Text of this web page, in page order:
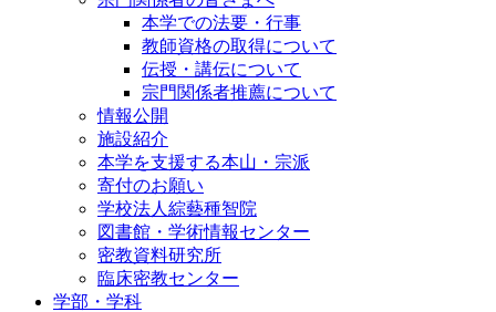
本学での法要・行事
教師資格の取得について
伝授・講伝について
宗門関係者推薦について
情報公開
施設紹介
本学を支援する本山・宗派
寄付のお願い
学校法人綜藝種智院
図書館・学術情報センター
密教資料研究所
臨床密教センター
学部・学科